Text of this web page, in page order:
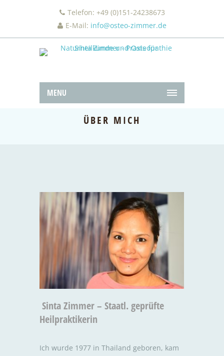
Telefon: +49 (0)151-24238673
E-Mail: info@osteo-zimmer.de
MENU
ÜBER MICH
Sinta Zimmer – Staatl. geprüfte
Heilpraktikerin
Ich wurde 1977 in Thailand geboren, kam